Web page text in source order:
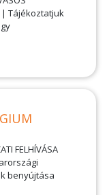
| Tájékoztatjuk
FELHÍVÁSA
benyújtása